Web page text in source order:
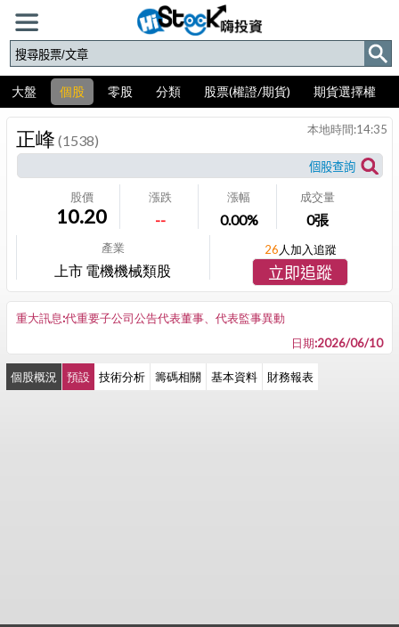
大盤 個股 零股 分類 股票(權證/期貨) 期貨選擇權
正峰 (1538)
股價
10.20
漲跌
--
漲幅
0.00%
成交量
0張
產業
上市 電機機械類股
本地時間:14:35
26 人加入追蹤
立即追蹤
重大訊息:代重要子公司公告代表董事、代表監事異動
日期:2026/06/10
個股概況 預設 技術分析 籌碼相關 基本資料 財務報表